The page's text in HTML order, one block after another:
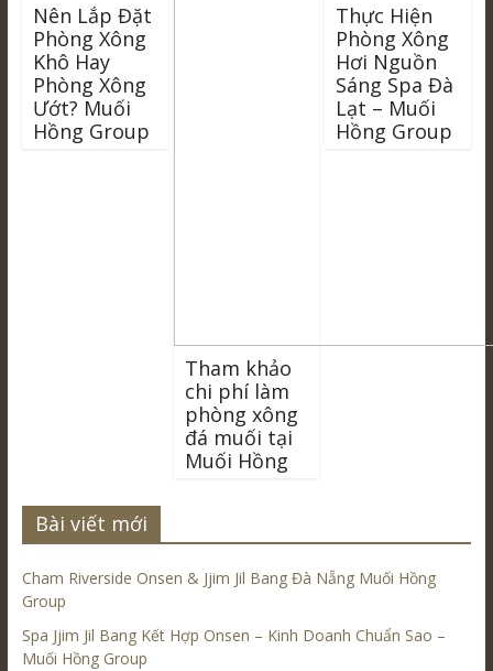
Nên Lắp Đặt
Phòng Xông
Khô Hay
Phòng Xông
Ướt? Muối
Hồng Group
Tham khảo
chi phí làm
phòng xông
đá muối tại
Muối Hồng
Thực Hiện
Phòng Xông
Hơi Nguồn
Sáng Spa Đà
Lạt – Muối
Hồng Group
Bài viết mới
Cham Riverside Onsen & Jjim Jil Bang Đà Nẵng Muối Hồng
Group
Spa Jjim Jil Bang Kết Hợp Onsen – Kinh Doanh Chuẩn Sao –
Muối Hồng Group